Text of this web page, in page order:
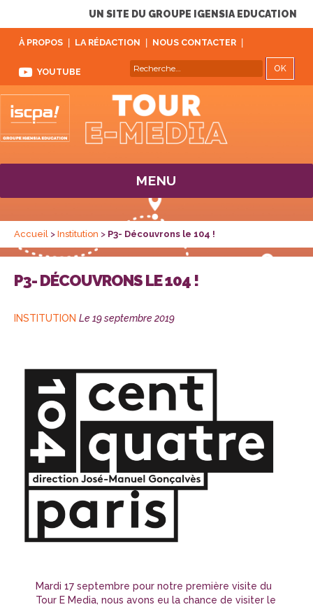
UN SITE DU GROUPE IGENSIA EDUCATION
À PROPOS LA RÉDACTION NOUS CONTACTER
YOUTUBE
Recherche
pour :
MENU
Accueil > Institution > P3- Découvrons le 104 !
P3- DÉCOUVRONS LE 104 !
CATÉGORIES
INSTITUTION Publié
Le19 septembre 2019
Mardi 17 septembre pour notre première visite du
Tour E Media, nous avons eu la chance de visiter le